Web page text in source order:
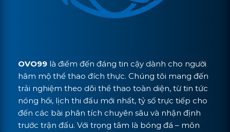
OVO99 là điểm đến đáng tin cậy dành cho người
hâm mộ thể thao đích thực. Chúng tôi mang đến
trải nghiệm theo dõi thể thao toàn diện, từ tin tức
nóng hổi, lịch thi đấu mới nhất, tỷ số trực tiếp cho
đến các bài phân tích chuyên sâu và nhận định
trước trận đấu. Với trọng tâm là bóng đá – môn